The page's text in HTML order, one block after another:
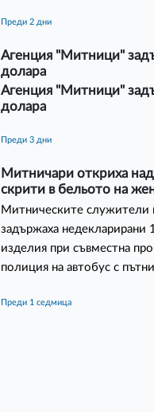
преди 2 дни
Агенция "Митници"
долара
Агенция "Митници"
долара
преди 3 дни
Митничари откриха
скрити в бельото на
Митническите служители
задържаха недекларирани
изделия при съвместна
полиция на автобус с
преди 1 седмица